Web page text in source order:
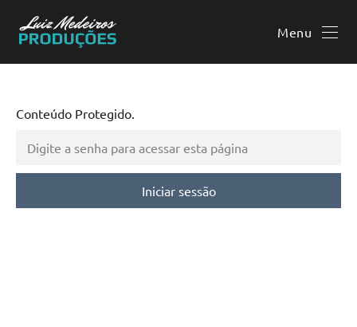
Menu
Conteúdo Protegido.
Iniciar sessão